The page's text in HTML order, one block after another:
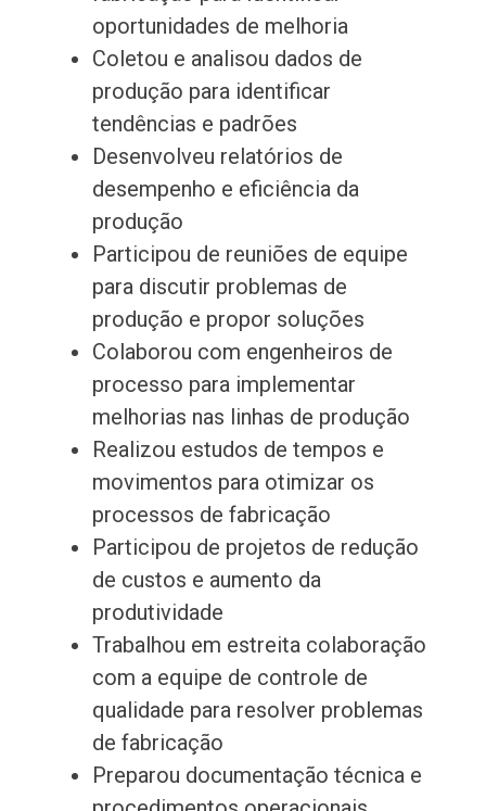
oportunidades de melhoria
Coletou e analisou dados de
produção para identificar
tendências e padrões
Desenvolveu relatórios de
desempenho e eficiência da
produção
Participou de reuniões de equipe
para discutir problemas de
produção e propor soluções
Colaborou com engenheiros de
processo para implementar
melhorias nas linhas de produção
Realizou estudos de tempos e
movimentos para otimizar os
processos de fabricação
Participou de projetos de redução
de custos e aumento da
produtividade
Trabalhou em estreita colaboração
com a equipe de controle de
qualidade para resolver problemas
de fabricação
Preparou documentação técnica e